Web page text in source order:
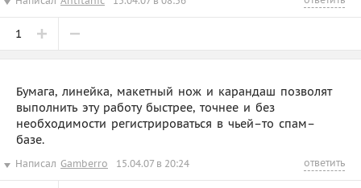
1
Бумага, линейка, макетный нож и карандаш позволят
выполнить эту работу быстрее, точнее и без
необходимости регистрироваться в чьей–то спам–
базе.
Написал Gamberro 15.04.07 в 20:24 ответить